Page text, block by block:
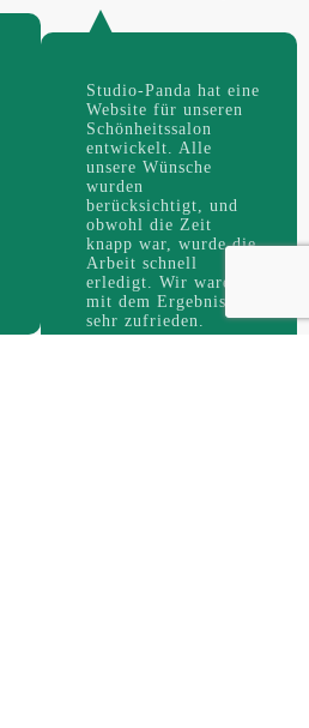
Studio-Panda hat eine
Website für unseren
Schönheitssalon
entwickelt. Alle
unsere Wünsche
wurden
berücksichtigt, und
obwohl die Zeit
knapp war, wurde die
Arbeit schnell
erledigt. Wir waren
mit dem Ergebnis
sehr zufrieden.